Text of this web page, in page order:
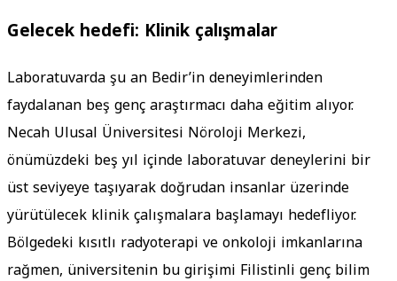
Gelecek hedefi: Klinik çalışmalar
Laboratuvarda şu an Bedir’in deneyimlerinden
faydalanan beş genç araştırmacı daha eğitim alıyor.
Necah Ulusal Üniversitesi Nöroloji Merkezi,
önümüzdeki beş yıl içinde laboratuvar deneylerini bir
üst seviyeye taşıyarak doğrudan insanlar üzerinde
yürütülecek klinik çalışmalara başlamayı hedefliyor.
Bölgedeki kısıtlı radyoterapi ve onkoloji imkanlarına
rağmen, üniversitenin bu girişimi Filistinli genç bilim